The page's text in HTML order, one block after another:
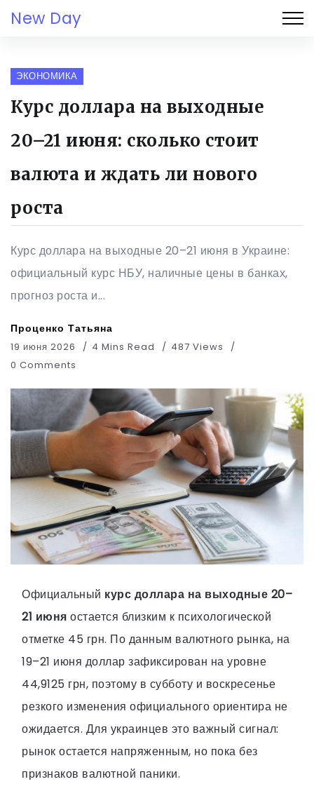
New Day
ЭКОНОМИКА
Курс доллара на выходные
20–21 июня: сколько стоит
валюта и ждать ли нового
роста
Курс доллара на выходные 20–21 июня в Украине:
официальный курс НБУ, наличные цены в банках,
прогноз роста и...
Проценко Татьяна
19 июня 2026 4 Mins Read
487 Views
0 Comments
Официальный курс доллара на выходные 20–
21 июня остается близким к психологической
отметке 45 грн. По данным валютного рынка, на
19–21 июня доллар зафиксирован на уровне
44,9125 грн, поэтому в субботу и воскресенье
резкого изменения официального ориентира не
ожидается. Для украинцев это важный сигнал:
рынок остается напряженным, но пока без
признаков валютной паники.